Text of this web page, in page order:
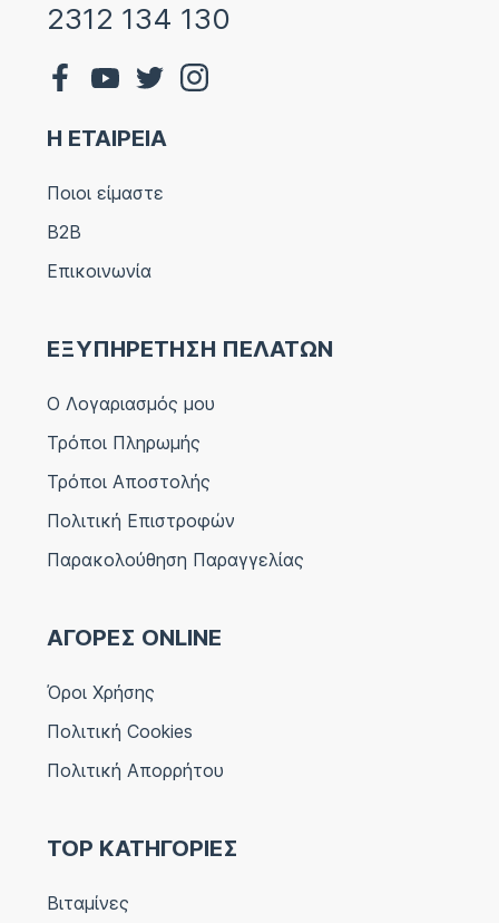
2312 134 130
Η ΕΤΑΙΡΕΙΑ
Ποιοι είμαστε
B2B
Επικοινωνία
ΕΞΥΠΗΡΕΤΗΣΗ ΠΕΛΑΤΩΝ
Ο Λογαριασμός μου
Τρόποι Πληρωμής
Τρόποι Αποστολής
Πολιτική Επιστροφών
Παρακολούθηση Παραγγελίας
ΑΓΟΡΕΣ ONLINE
Όροι Χρήσης
Πολιτική Cookies
Πολιτική Απορρήτου
TOP ΚΑΤΗΓΟΡΙΕΣ
Βιταμίνες